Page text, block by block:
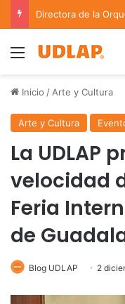
Menu
Inicio / Arte y Cultura
Arte y Cultura
La UDLAP
velocidad
Feria
de
Blog UDLAP 2